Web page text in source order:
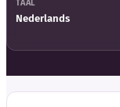
TAAL
Nederlands